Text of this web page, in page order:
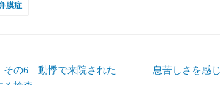
膜症
の6 動悸で来院された
息苦しさを感